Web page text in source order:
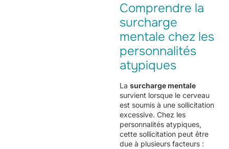
Comprendre la
surcharge
mentale chez les
personnalités
atypiques
La surcharge mentale
survient lorsque le cerveau
est soumis à une sollicitation
excessive. Chez les
personnalités atypiques,
cette sollicitation peut être
due à plusieurs facteurs :